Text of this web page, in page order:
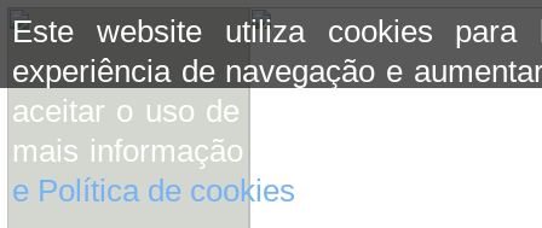
Este website utiliza cookies para
experiência de navegação e
aceitar o uso de cookies basta
mais informação consulte a
e Política de cookies